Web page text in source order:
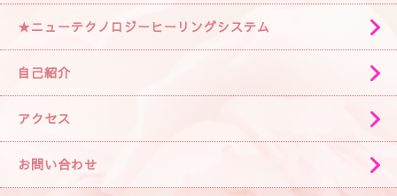
★ニューテクノロジーヒーリングシステム
自己紹介
アクセス
お問い合わせ